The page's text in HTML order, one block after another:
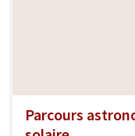
Parcours